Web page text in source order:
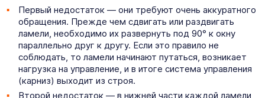
Первый недостаток — они требуют очень аккуратного
обращения. Прежде чем сдвигать или раздвигать
ламели, необходимо их развернуть под 90° к окну
параллельно друг к другу. Если это правило не
соблюдать, то ламели начинают путаться, возникает
нагрузка на управление, и в итоге система управления
(карниз) выходит из строя.
Второй недостаток — в нижней части каждой ламели